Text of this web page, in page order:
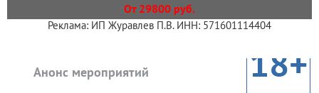
От 29800 руб.
Реклама: ИП Журавлев П.В. ИНН: 571601114404
Анонс мероприятий 18+